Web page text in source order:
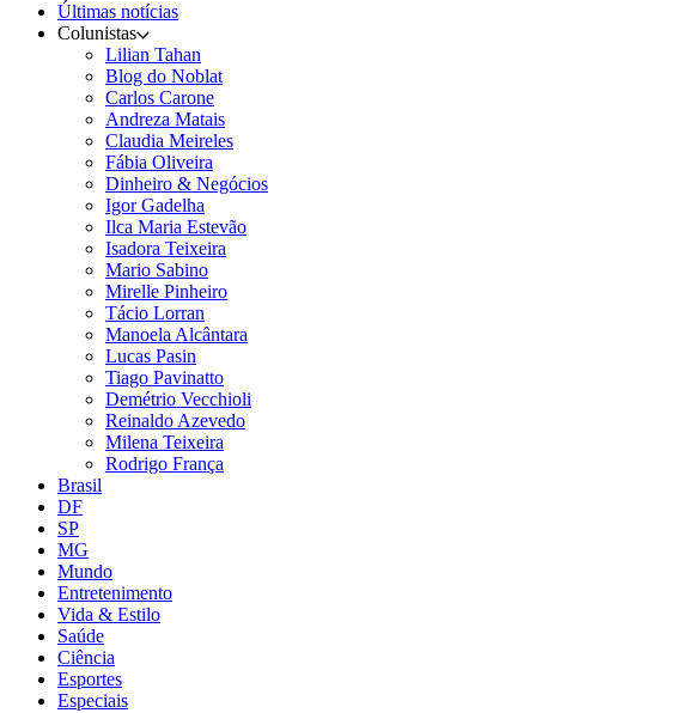
Últimas notícias
Colunistas
Lilian Tahan
Blog do Noblat
Carlos Carone
Andreza Matais
Claudia Meireles
Fábia Oliveira
Dinheiro & Negócios
Igor Gadelha
Ilca Maria Estevão
Isadora Teixeira
Mario Sabino
Mirelle Pinheiro
Tácio Lorran
Manoela Alcântara
Lucas Pasin
Tiago Pavinatto
Demétrio Vecchioli
Reinaldo Azevedo
Milena Teixeira
Rodrigo França
Brasil
DF
SP
MG
Mundo
Entretenimento
Vida & Estilo
Saúde
Ciência
Esportes
Especiais